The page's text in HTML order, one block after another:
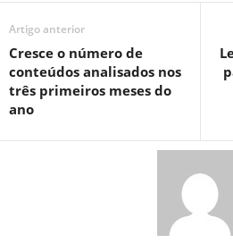
Artigo anterior
Cresce o número de
conteúdos analisados nos
três primeiros meses do
ano